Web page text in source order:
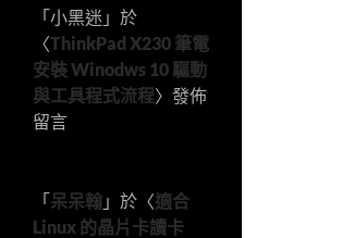
「小黑迷 」於
〈ThinkPad X230 筆電
安裝 Winodws 10 驅動
與工具程式流程〉發佈
留言
「呆呆翰 」於〈適合
Linux 的晶片卡讀卡